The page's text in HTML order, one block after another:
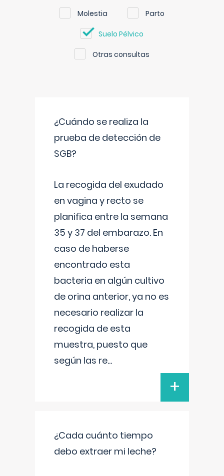
Molestia Parto
Suelo Pélvico
Otras consultas
¿Cuándo se realiza la
prueba de detección de
SGB?
La recogida del exudado
en vagina y recto se
planifica entre la semana
35 y 37 del embarazo. En
caso de haberse
encontrado esta
bacteria en algún cultivo
de orina anterior, ya no es
necesario realizar la
recogida de esta
muestra, puesto que
según las re...
+
¿Cada cuánto tiempo
debo extraer mi leche?